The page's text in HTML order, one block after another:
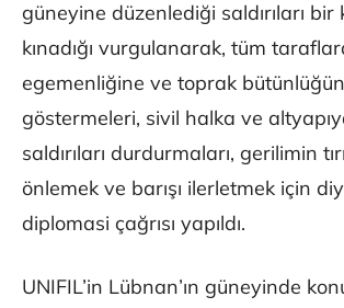
güneyine düzenlediği saldırıları bir
kınadığı vurgulanarak, tüm
egemenliğine ve toprak
göstermeleri, sivil halka ve
saldırıları durdurmaları, gerilimin
önlemek ve barışı ilerletmek için
diplomasi çağrısı yapıldı.
UNIFIL’in Lübnan’ın güneyinde